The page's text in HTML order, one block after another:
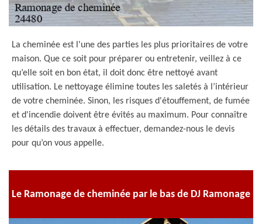
La cheminée est l'une des parties les plus prioritaires de votre
maison. Que ce soit pour préparer ou entretenir, veillez à ce
qu’elle soit en bon état, il doit donc être nettoyé avant
utilisation. Le nettoyage élimine toutes les saletés à l’intérieur
de votre cheminée. Sinon, les risques d'étouffement, de fumée
et d'incendie doivent être évités au maximum. Pour connaître
les détails des travaux à effectuer, demandez-nous le devis
pour qu’on vous appelle.
Le Ramonage de cheminée par le bas de DJ Ramonage